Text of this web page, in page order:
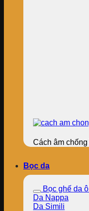
Cách âm
Bọc da
Bọc ghế da
Da Nappa
Da Simili